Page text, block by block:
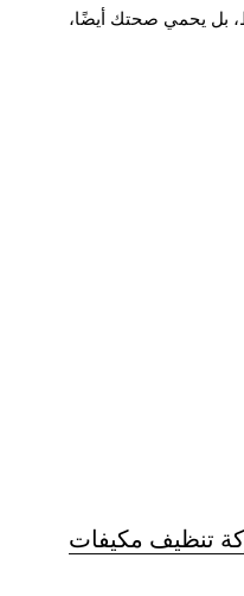
بل يحمي صحتك أيضًا،
تنظيف مكيفات